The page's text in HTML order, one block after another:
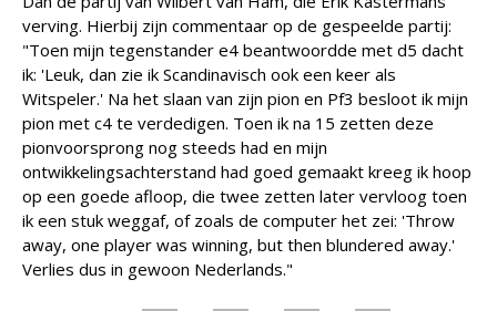
verving. Hierbij zijn commentaar op de gespeelde partij:
"Toen mijn tegenstander e4 beantwoordde met d5 dacht
ik: 'Leuk, dan zie ik Scandinavisch ook een keer als
Witspeler.' Na het slaan van zijn pion en Pf3 besloot ik mijn
pion met c4 te verdedigen. Toen ik na 15 zetten deze
pionvoorsprong nog steeds had en mijn
ontwikkelingsachterstand had goed gemaakt kreeg ik hoop
op een goede afloop, die twee zetten later vervloog toen
ik een stuk weggaf, of zoals de computer het zei: 'Throw
away, one player was winning, but then blundered away.'
Verlies dus in gewoon Nederlands."